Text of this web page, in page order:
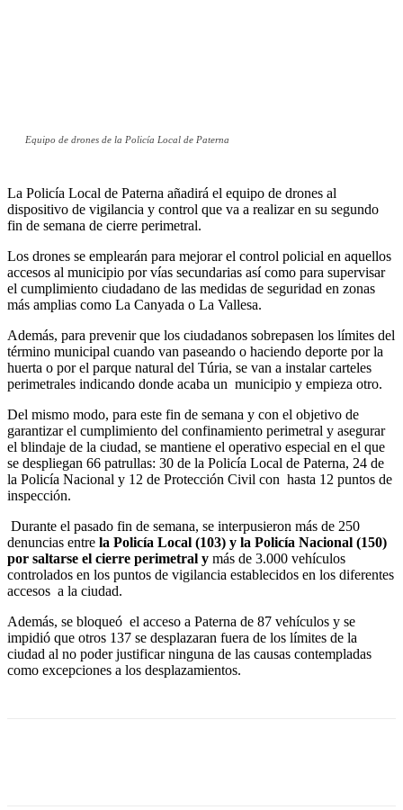
Equipo de drones de la Policía Local de Paterna
La Policía Local de Paterna añadirá el equipo de drones al
dispositivo de vigilancia y control que va a realizar en su segundo
fin de semana de cierre perimetral.
Los drones se emplearán para mejorar el control policial en aquellos
accesos al municipio por vías secundarias así como para supervisar
el cumplimiento ciudadano de las medidas de seguridad en zonas
más amplias como La Canyada o La Vallesa.
Además, para prevenir que los ciudadanos sobrepasen los límites del
término municipal cuando van paseando o haciendo deporte por la
huerta o por el parque natural del Túria, se van a instalar carteles
perimetrales indicando donde acaba un municipio y empieza otro.
Del mismo modo, para este fin de semana y con el objetivo de
garantizar el cumplimiento del confinamiento perimetral y asegurar
el blindaje de la ciudad, se mantiene el operativo especial en el que
se despliegan 66 patrullas: 30 de la Policía Local de Paterna, 24 de
la Policía Nacional y 12 de Protección Civil con hasta 12 puntos de
inspección.
Durante el pasado fin de semana, se interpusieron más de 250
denuncias entre la Policía Local (103) y la Policía Nacional (150)
por saltarse el cierre perimetral y más de 3.000 vehículos
controlados en los puntos de vigilancia establecidos en los diferentes
accesos a la ciudad.
Además, se bloqueó el acceso a Paterna de 87 vehículos y se
impidió que otros 137 se desplazaran fuera de los límites de la
ciudad al no poder justificar ninguna de las causas contempladas
como excepciones a los desplazamientos.